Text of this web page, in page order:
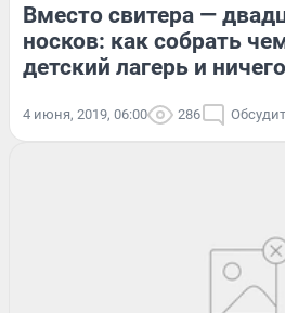
Вместо свитера —
носков: как собрать
детский лагерь и
4 июня, 2019, 06:00 286